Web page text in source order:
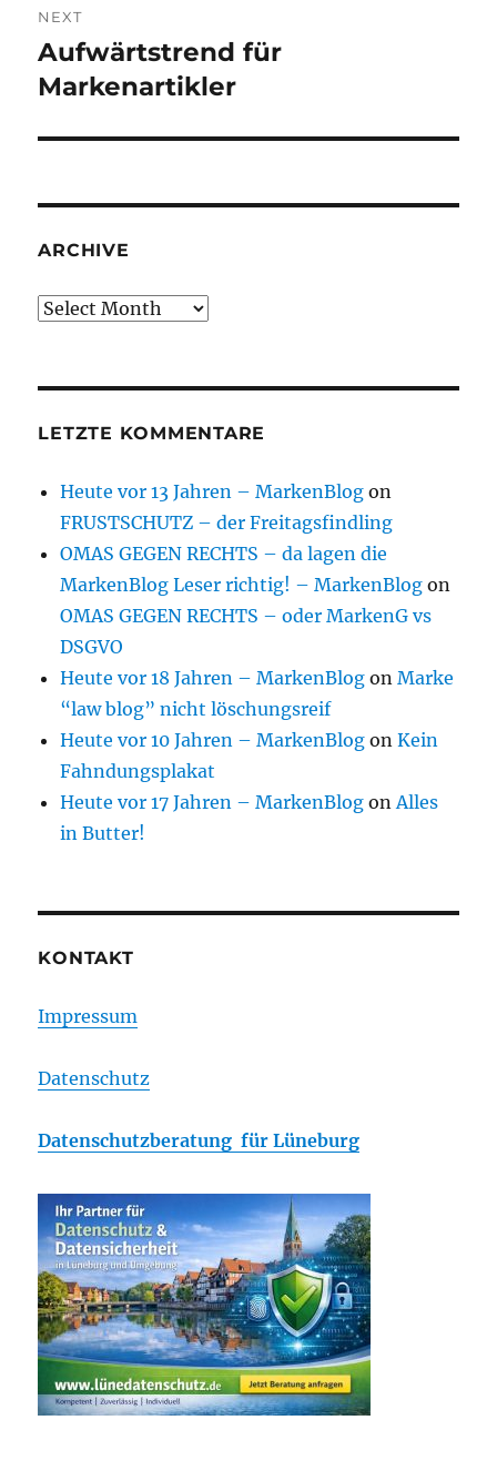
NEXT
Next
post:
Aufwärtstrend für
Markenartikler
ARCHIVE
Archive
LETZTE KOMMENTARE
Heute vor 13 Jahren – MarkenBlog on
FRUSTSCHUTZ – der Freitagsfindling
OMAS GEGEN RECHTS – da lagen die
MarkenBlog Leser richtig! – MarkenBlog on
OMAS GEGEN RECHTS – oder MarkenG vs
DSGVO
Heute vor 18 Jahren – MarkenBlog onMarke
“law blog” nicht löschungsreif
Heute vor 10 Jahren – MarkenBlog onKein
Fahndungsplakat
Heute vor 17 Jahren – MarkenBlog onAlles
in Butter!
KONTAKT
Impressum
Datenschutz
Datenschutzberatung für Lüneburg